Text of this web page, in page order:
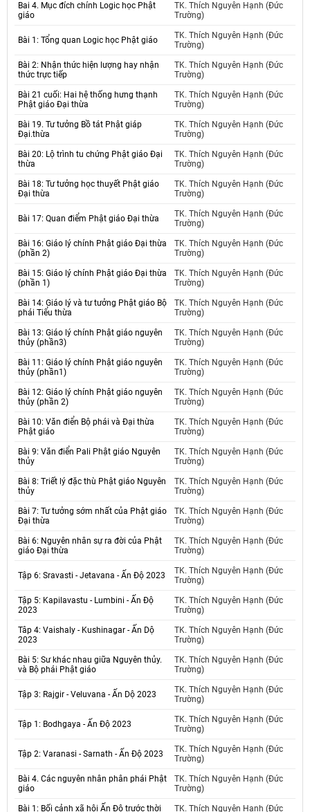
Bai 4. Mục đích chính Logic học Phật
giáo
TK. Thích Nguyên Hạnh (Đức
Trường)
Bài 1: Tổng quan Logic học Phật giáo
TK. Thích Nguyên Hạnh (Đức
Trường)
Bài 2: Nhận thức hiện lượng hay nhận
thức trực tiếp
TK. Thích Nguyên Hạnh (Đức
Trường)
Bài 21 cuối: Hai hệ thống hưng thạnh
Phật giáo Đại thừa
TK. Thích Nguyên Hạnh (Đức
Trường)
Bài 19. Tư tưởng Bồ tát Phật giáp
Đại.thừa
TK. Thích Nguyên Hạnh (Đức
Trường)
Bài 20: Lộ trình tu chứng Phật giáo Đại
thừa
TK. Thích Nguyên Hạnh (Đức
Trường)
Bài 18: Tư tưởng học thuyết Phật giáo
Đại thừa
TK. Thích Nguyên Hạnh (Đức
Trường)
Bài 17: Quan điểm Phật giáo Đại thừa
TK. Thích Nguyên Hạnh (Đức
Trường)
Bài 16: Giáo lý chính Phật giáo Đại thừa
(phần 2)
TK. Thích Nguyên Hạnh (Đức
Trường)
Bài 15: Giáo lý chính Phật giáo Đại thừa
(phần 1)
TK. Thích Nguyên Hạnh (Đức
Trường)
Bài 14: Giáo lý và tư tưởng Phật giáo Bộ
phái Tiểu thừa
TK. Thích Nguyên Hạnh (Đức
Trường)
Bài 13: Giáo lý chính Phật giáo nguyên
thủy (phần3)
TK. Thích Nguyên Hạnh (Đức
Trường)
Bài 11: Giáo lý chính Phật giáo nguyên
thủy (phần1)
TK. Thích Nguyên Hạnh (Đức
Trường)
Bài 12: Giáo lý chính Phật giáo nguyên
thủy (phần 2)
TK. Thích Nguyên Hạnh (Đức
Trường)
Bài 10: Văn điển Bộ phái và Đại thừa
Phật giáo
TK. Thích Nguyên Hạnh (Đức
Trường)
Bài 9: Văn điển Pali Phật giáo Nguyên
thủy
TK. Thích Nguyên Hạnh (Đức
Trường)
Bài 8: Triết lý đặc thù Phật giáo Nguyên
thủy
TK. Thích Nguyên Hạnh (Đức
Trường)
Bài 7: Tư tưởng sớm nhất của Phật giáo
Đại thừa
TK. Thích Nguyên Hạnh (Đức
Trường)
Bài 6: Nguyên nhân sự ra đời của Phật
giáo Đại thừa
TK. Thích Nguyên Hạnh (Đức
Trường)
Tập 6: Sravasti - Jetavana - Ấn Độ 2023
TK. Thích Nguyên Hạnh (Đức
Trường)
Tập 5: Kapilavastu - Lumbini - Ấn Độ
2023
TK. Thích Nguyên Hạnh (Đức
Trường)
Tâp 4: Vaishaly - Kushinagar - Ấn Dộ
2023
TK. Thích Nguyên Hạnh (Đức
Trường)
Bài 5: Sư khác nhau giữa Nguyên thủy.
và Bộ phái Phật giáo
TK. Thích Nguyên Hạnh (Đức
Trường)
Tập 3: Rajgir - Veluvana - Ấn Dộ 2023
TK. Thích Nguyên Hạnh (Đức
Trường)
Tập 1: Bodhgaya - Ấn Độ 2023
TK. Thích Nguyên Hạnh (Đức
Trường)
Tập 2: Varanasi - Sarnath - Ấn Độ 2023
TK. Thích Nguyên Hạnh (Đức
Trường)
Bài 4. Các nguyên nhân phân phái Phật
giáo
TK. Thích Nguyên Hạnh (Đức
Trường)
Bài 1: Bối cảnh xã hội Ấn Độ trước thời
TK. Thích Nguyên Hạnh (Đức